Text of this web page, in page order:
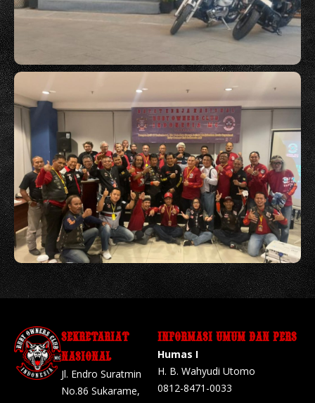
SEKRETARIAT
NASIONAL
Jl. Endro Suratmin
No.86 Sukarame,
INFORMASI UMUM DAN PERS
Humas I
H. B. Wahyudi Utomo
0812-8471-0033